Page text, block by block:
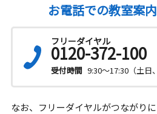
お電話での教室案内
フリーダイヤル
0120-372-100
受付時間 9:30～17:30（土日
なお、フリーダイヤルがつながり